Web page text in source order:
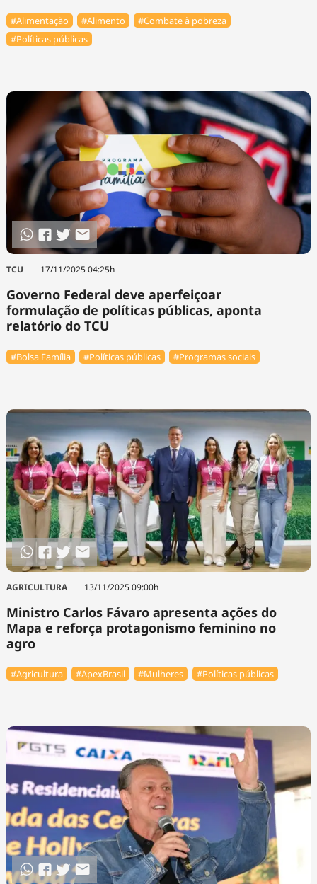
#Alimentação #Alimento
#Combate à pobreza
#Políticas públicas
TCU 17/11/2025 04:25h
Governo Federal deve aperfeiçoar
formulação de políticas públicas, aponta
relatório do TCU
#Bolsa Família #Políticas públicas #Programas sociais
AGRICULTURA 13/11/2025 09:00h
Ministro Carlos Fávaro apresenta ações do
Mapa e reforça protagonismo feminino no
agro
#Agricultura #ApexBrasil #Mulheres #Políticas públicas